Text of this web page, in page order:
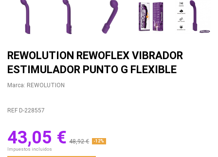
REWOLUTION REWOFLEX VIBRADOR
ESTIMULADOR PUNTO G FLEXIBLE
Marca: REWOLUTION
REF D-228557
43,05 € 48,92 € -12%
Impuestos incluidos